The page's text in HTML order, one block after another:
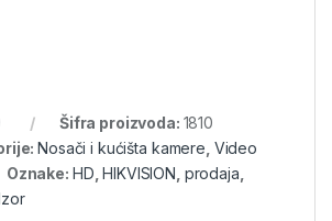
Šifra proizvoda: 1810
Nosači i kućišta kamere Video
Oznake: HD ,HIKVISION prodaja